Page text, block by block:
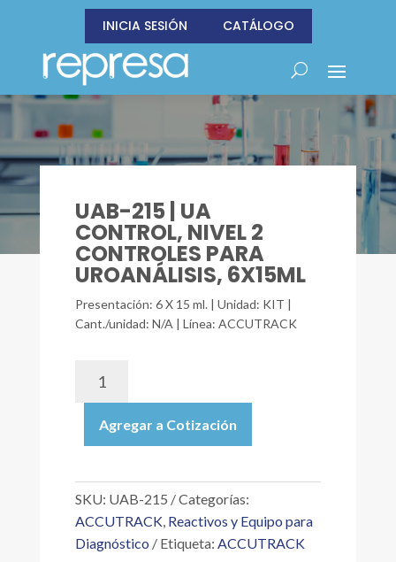
INICIA SESIÓN CATÁLOGO
UAB-215 | UA
CONTROL, NIVEL 2
CONTROLES PARA
UROANÁLISIS, 6X15ML
Presentación: 6 X 15 ml. | Unidad: KIT |
Cant./unidad: N/A | Línea: ACCUTRACK
CONTROL,
2
PARA
UROANÁLISIS,
Agregar a Cotización
SKU: UAB-215
Categorías:
ACCUTRACK, Reactivos y Equipo para
Diagnóstico
Etiqueta: ACCUTRACK